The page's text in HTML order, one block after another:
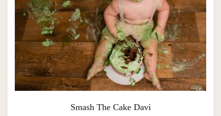
Smash The Cake Davi